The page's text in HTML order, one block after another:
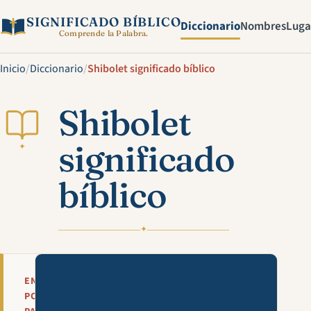
SIGNIFICADO BÍBLICO
Comprende la Palabra. DiccionarioNombres
Inicio/Diccionario/Shibolet significado bíblico
✦
Shibolet
significado
bíblico
✦
EN
POCAS
Mira esta explicación en